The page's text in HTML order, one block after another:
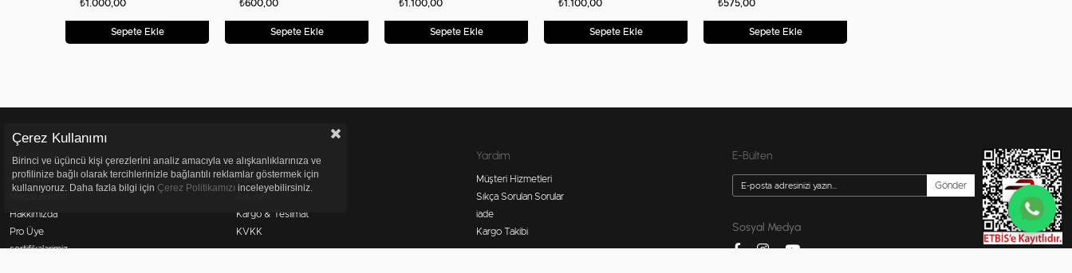
₺1.000,00
Sepete Ekle
₺600,00
Sepete Ekle
₺1.100,00
Sepete Ekle
₺1.100,00
Sepete Ekle
₺575,00
Sepete Ekle
Kurumsal
Anasayfa
Hakkımızda
Pro Üye
sertifikalarimiz
Müşteri İlişkileri
Üyelik
Kargo & Teslimat
KVKK
Yardım
Müşteri Hizmetleri
Sıkça Sorulan Sorular
iade
Kargo Takibi
E-Bülten
Gönder
Sosyal Medya
Çerez Kullanımı
Birinci ve üçüncü kişi çerezlerini analiz amacıyla ve alışkanlıklarınıza ve
profilinize bağlı olarak tercihlerinizle bağlantılı reklamlar göstermek için
kullanıyoruz. Daha fazla bilgi için Çerez Politikamızı inceleyebilirsiniz.